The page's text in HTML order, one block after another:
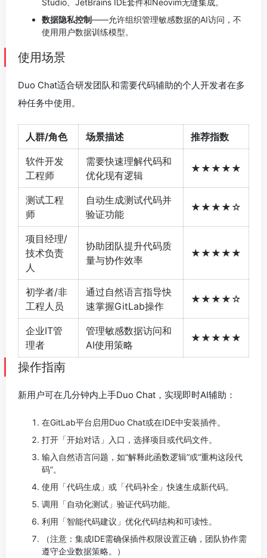
Studio、JetBrains IDE套件和Neovim无缝集成。
数据隐私控制——允许组织管理敏感数据的AI访问，不
使用用户数据训练模型。
使用场景
Duo Chat适合研发团队和需要代码辅助的个人开发者在多
种任务中使用。
人群/角色 场景描述 推荐指数
软件开发
工程师
需要快速理解代码和
优化现有逻辑
★★★★★
测试工程
师
自动生成测试代码并
验证功能
★★★★☆
项目经理/
技术负责
人
协助团队提升代码质
量与协作效率
★★★★★
初学者/非
工程人员
通过自然语言指导快
速掌握GitLab操作
★★★★☆
企业IT管
理者
管理敏感数据访问和
AI使用策略
★★★★★
操作指南
新用户可在几分钟内上手Duo Chat，实现即时AI辅助：
在GitLab平台启用Duo Chat或在IDE中安装插件。
打开「开始对话」入口，选择项目或代码文件。
输入自然语言问题，如“解释此函数逻辑”或“重构这段代
码”。
使用「代码生成」或「代码补全」快速生成新代码。
调用「自动化测试」验证代码功能。
利用「智能代码建议」优化代码结构和可读性。
（注意：集成IDE需确保插件权限设置正确，团队协作需
遵守企业数据策略。）